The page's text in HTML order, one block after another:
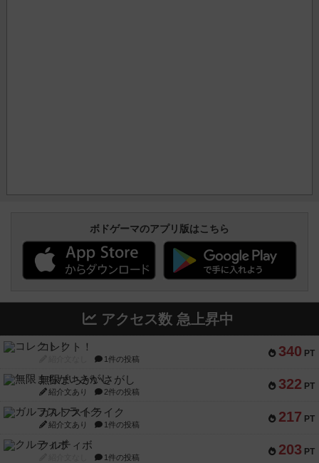
ボドゲーマのアプリ版はこちら
アクセス数 急上昇中
340 PT
コレクト！
1件の投稿
322 PT
無限まちがいさがし
紹介文あり 2件の投稿
217 PT
ガルフストライク
紹介文あり 1件の投稿
203 PT
クルティボ
1件の投稿